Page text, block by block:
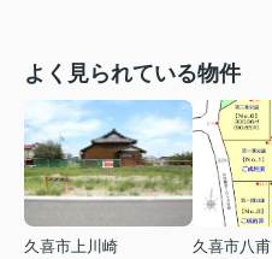
よく見られている物件
久喜市上川崎
久喜市八甫